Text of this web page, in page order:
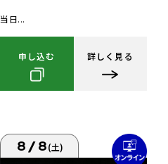
当日...
申し込む 詳しく見る
8/8(土)